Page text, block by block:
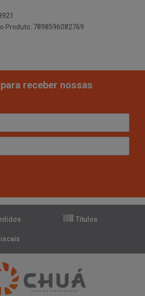
Produto: 7898596082769
receber nossas
Títulos